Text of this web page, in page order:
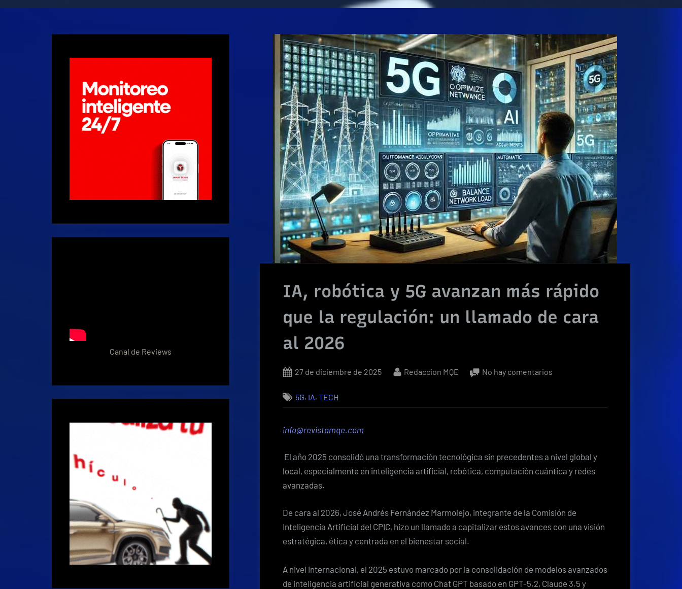
IA, robótica y 5G avanzan más rápido
que la regulación: un llamado de cara
al 2026
Posted
27 de diciembre de 2025 By
Redaccion MQE No hay comentarios
más
rápido
regulación:
5G, IA,TECH
info@revistamqe.com
El año 2025 consolidó una transformación tecnológica sin precedentes a nivel global y
local, especialmente en inteligencia artificial, robótica, computación cuántica y redes
avanzadas.
De cara al 2026, José Andrés Fernández Marmolejo, integrante de la Comisión de
Inteligencia Artificial del CPIC, hizo un llamado a capitalizar estos avances con una visión
estratégica, ética y centrada en el bienestar social.
A nivel internacional, el 2025 estuvo marcado por la consolidación de modelos avanzados
de inteligencia artificial generativa como Chat GPT basado en GPT-5.2, Claude 3.5 y
Canal de Reviews